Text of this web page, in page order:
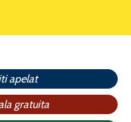
apelat
gratuita